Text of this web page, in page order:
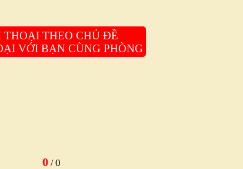
THOẠI THEO CHỦ ĐỀ
VỚI BẠN CÙNG PHÒNG
0/0